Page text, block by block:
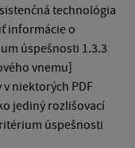
technológia
informácie o
úspešnosti 1.3.3
vnemu]
niektorých PDF
jediný rozlišovací
úspešnosti